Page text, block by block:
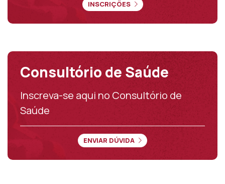
INSCRIÇÕES
Consultório de Saúde
Inscreva-se aqui no Consultório de
Saúde
ENVIAR DÚVIDA